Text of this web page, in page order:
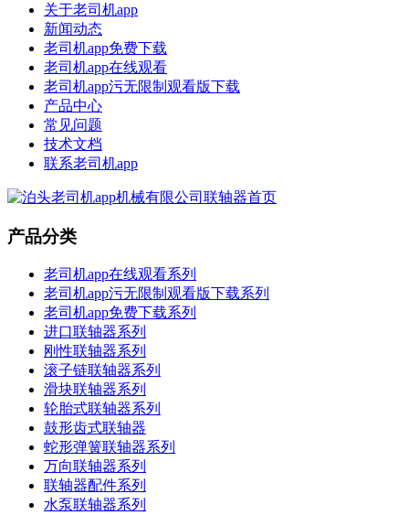
关于老司机app
新闻动态
老司机app免费下载
老司机app在线观看
老司机app污无限制观看版下载
产品中心
常见问题
技术文档
联系老司机app
产品分类
老司机app在线观看系列
老司机app污无限制观看版下载系列
老司机app免费下载系列
进口联轴器系列
刚性联轴器系列
滚子链联轴器系列
滑块联轴器系列
轮胎式联轴器系列
鼓形齿式联轴器
蛇形弹簧联轴器系列
万向联轴器系列
联轴器配件系列
水泵联轴器系列